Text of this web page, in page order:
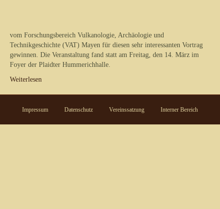
vom Forschungsbereich Vulkanologie, Archäologie und
Technikgeschichte (VAT) Mayen für diesen sehr interessanten Vortrag
gewinnen. Die Veranstaltung fand statt am Freitag, den 14. März im
Foyer der Plaidter Hummerichhalle.
Weiterlesen
Impressum Datenschutz Vereinssatzung Interner Bereich